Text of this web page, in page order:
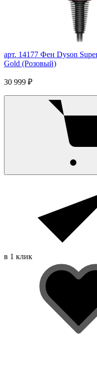
арт. 14177 Фен Dyson
Gold (Розовый)
30 999 ₽
в 1 клик